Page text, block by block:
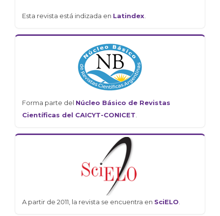
Esta revista está indizada en Latindex.
Forma parte del Núcleo Básico de Revistas
Científicas del CAICYT-CONICET.
A partir de 2011, la revista se encuentra en SciELO.